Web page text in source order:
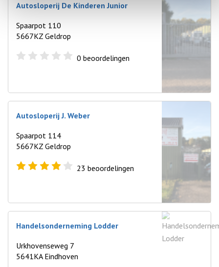
Autosloperij De Kinderen Junior
Spaarpot 110
5667KZ Geldrop
0 beoordelingen
Autosloperij J. Weber
Spaarpot 114
5667KZ Geldrop
23 beoordelingen
Handelsonderneming Lodder
Urkhovenseweg 7
5641KA Eindhoven